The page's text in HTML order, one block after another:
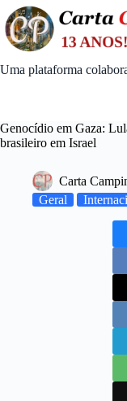
Skip
to
content
Uma plataforma
Genocídio em Gaza:
brasileiro em Israel
Carta
Geral